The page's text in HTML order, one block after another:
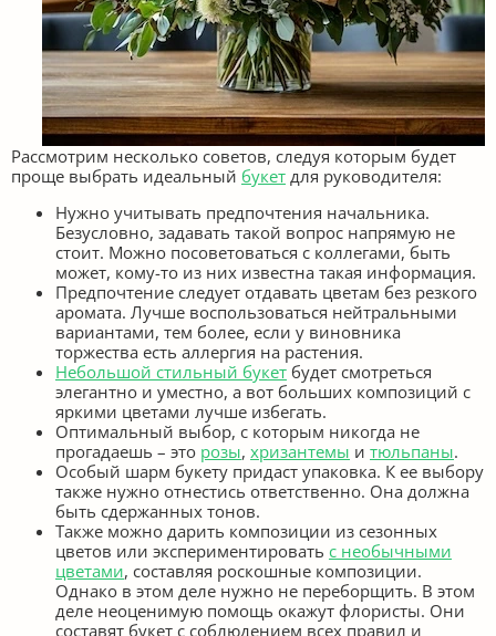
Рассмотрим несколько советов, следуя которым будет
проще выбрать идеальный букет для руководителя:
Нужно учитывать предпочтения начальника.
Безусловно, задавать такой вопрос напрямую не
стоит. Можно посоветоваться с коллегами, быть
может, кому-то из них известна такая информация.
Предпочтение следует отдавать цветам без резкого
аромата. Лучше воспользоваться нейтральными
вариантами, тем более, если у виновника
торжества есть аллергия на растения.
Небольшой стильный букет будет смотреться
элегантно и уместно, а вот больших композиций с
яркими цветами лучше избегать.
Оптимальный выбор, с которым никогда не
прогадаешь – это розы, хризантемы и тюльпаны.
Особый шарм букету придаст упаковка. К ее выбору
также нужно отнестись ответственно. Она должна
быть сдержанных тонов.
Также можно дарить композиции из сезонных
цветов или экспериментировать с необычными
цветами, составляя роскошные композиции.
Однако в этом деле нужно не переборщить. В этом
деле неоценимую помощь окажут флористы. Они
составят букет с соблюдением всех правил и